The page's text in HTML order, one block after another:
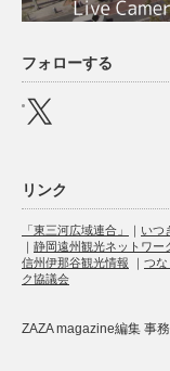
フォローする
X
リンク
「東三河広域連合」 ｜ いつ
｜ 静岡遠州観光ネットワー
信州伊那谷観光情報 ｜ つな
ク協議会
ZAZA magazine編集 事